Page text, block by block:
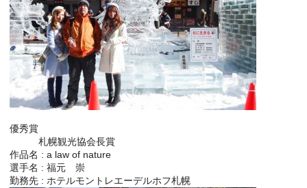
優秀賞
札幌観光協会長賞
作品名 : a law of nature
選手名 : 福元 崇
勤務先 : ホテルモントレエーデルホフ札幌